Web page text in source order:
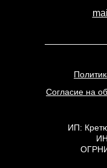
ИП:
Согласие на